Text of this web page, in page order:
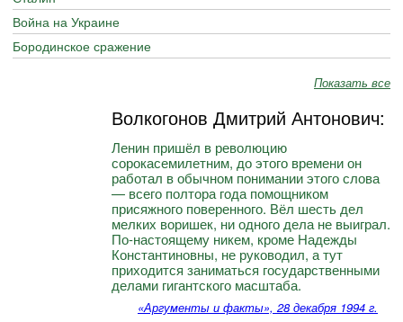
Война на Украине
Бородинское сражение
Показать все
Волкогонов Дмитрий Антонович:
Ленин пришёл в революцию
сорокасемилетним, до этого времени он
работал в обычном понимании этого слова
— всего полтора года помощником
присяжного поверенного. Вёл шесть дел
мелких воришек, ни одного дела не выиграл.
По-настоящему никем, кроме Надежды
Константиновны, не руководил, а тут
приходится заниматься государственными
делами гигантского масштаба.
«Аргументы и факты», 28 декабря 1994 г.